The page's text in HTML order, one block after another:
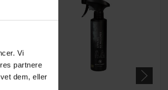
Vi
partnere
dem, eller